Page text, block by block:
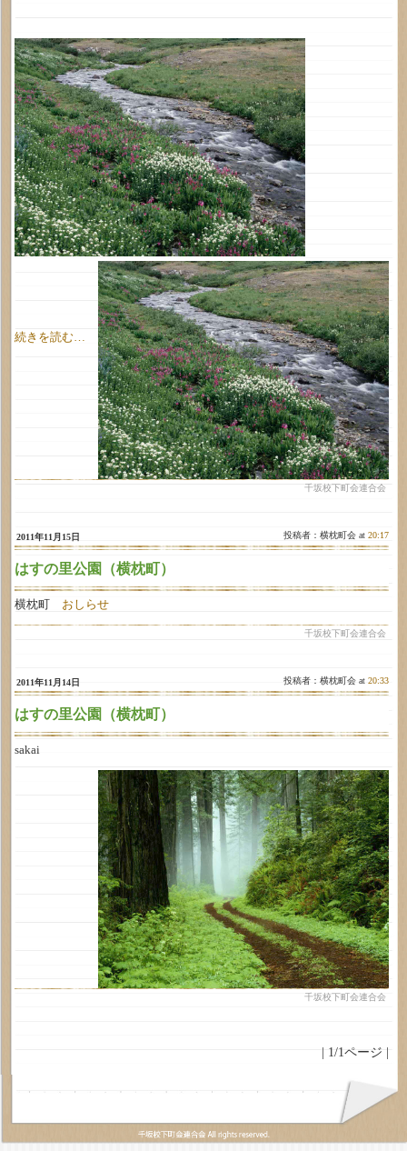
続きを読む…
千坂校下町会連合会
2011年11月15日 投稿者：横枕町会 at20:17
はすの里公園（横枕町）
横枕町 おしらせ
千坂校下町会連合会
2011年11月14日 投稿者：横枕町会 at20:33
はすの里公園（横枕町）
sakai
千坂校下町会連合会
| 1/1ページ |